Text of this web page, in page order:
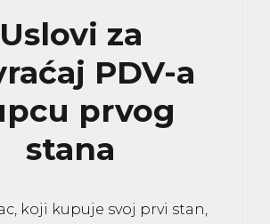
Uslovi za
PDV-a
prvog
stana
koji kupuje svoj prvi stan,